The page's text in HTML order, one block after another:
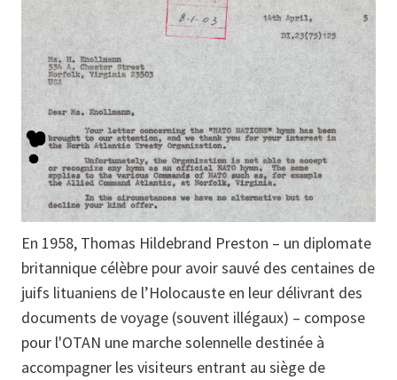
En 1958, Thomas Hildebrand Preston – un diplomate
britannique célèbre pour avoir sauvé des centaines de
juifs lituaniens de l’Holocauste en leur délivrant des
documents de voyage (souvent illégaux) – compose
pour l'OTAN une marche solennelle destinée à
accompagner les visiteurs entrant au siège de